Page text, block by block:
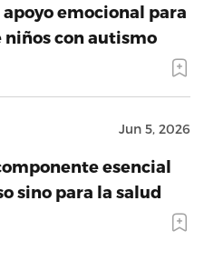
emocional para
niños con autismo
Jun 5, 2026
esencial
sino para la salud